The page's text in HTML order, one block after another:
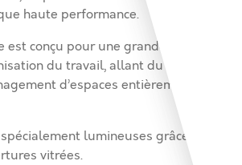
haute performance.
conçu pour une grande
du travail, allant du tout
d’espaces entièrement
lumineuses grâce à de
vitrées.